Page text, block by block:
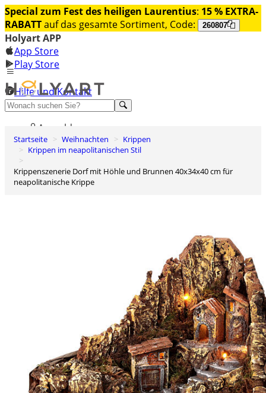
Special zum Fest des heiligen Laurentius: 15 % EXTRA-
RABATTauf das gesamte Sortiment, Code: 260807
Holyart APP
App Store
Play Store
Hilfe und Kontakt
Entdecken Sie Premium
Anmelden
Wunschliste
Warenkorb
Startseite Weihnachten
Krippen
Krippen im neapolitanischen Stil
Krippenszenerie Dorf mit Höhle und Brunnen 40x34x40 cm für
neapolitanische Krippe